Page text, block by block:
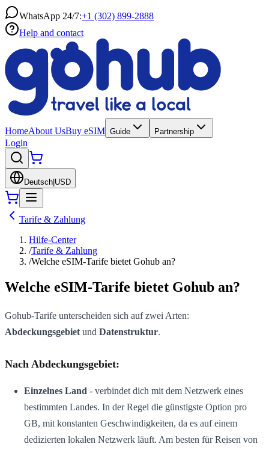
WhatsApp 24/7:+1 (302) 899-2888
Help and contact
HomeAbout UsBuy eSIM Guide Partnership
Login
Deutsch USD
Tarife & Zahlung
Hilfe-Center
/Tarife & Zahlung
/Welche eSIM-Tarife bietet Gohub an?
Welche eSIM-Tarife bietet Gohub an?
Gohub-Tarife unterscheiden sich auf zwei Arten:
Abdeckungsgebiet und Datenstruktur.
Nach Abdeckungsgebiet:
Einzelnes Land - verbindet dich mit dem Netzwerk eines
bestimmten Landes. In der Regel die günstigste Option pro
GB, mit konstanten Geschwindigkeiten, da es auf einem
dedizierten lokalen Netzwerk läuft. Am besten für Reisen von